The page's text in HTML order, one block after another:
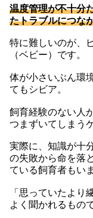
温度管理が不十分
たトラブルにつな
特に難しいのが、
（ベビー）です。
体が小さいぶん環
てもシビア。
飼育経験のない人
つまずいてしまう
実際に、知識が十
の失敗から命を落
ている飼育者もい
「思っていたより
よく聞かれるもの